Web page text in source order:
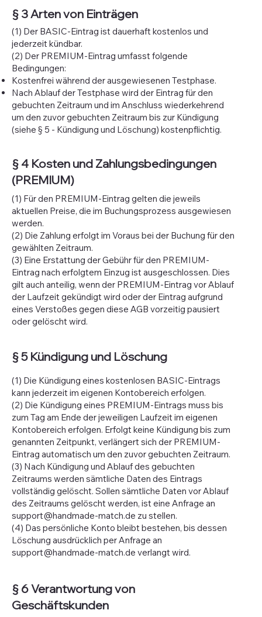
§ 3 Arten von Einträgen
(1) Der BASIC-Eintrag ist dauerhaft kostenlos und
jederzeit kündbar.
(2) Der PREMIUM-Eintrag umfasst folgende
Bedingungen:
Kostenfrei während der ausgewiesenen Testphase.
Nach Ablauf der Testphase wird der Eintrag für den
gebuchten Zeitraum und im Anschluss wiederkehrend
um den zuvor gebuchten Zeitraum bis zur Kündigung
(siehe § 5 - Kündigung und Löschung) kostenpflichtig.
§ 4 Kosten und Zahlungsbedingungen
(PREMIUM)
(1) Für den PREMIUM-Eintrag gelten die jeweils
aktuellen Preise, die im Buchungsprozess ausgewiesen
werden.
(2) Die Zahlung erfolgt im Voraus bei der Buchung für den
gewählten Zeitraum.
(3) Eine Erstattung der Gebühr für den PREMIUM-
Eintrag nach erfolgtem Einzug ist ausgeschlossen. Dies
gilt auch anteilig, wenn der PREMIUM-Eintrag vor Ablauf
der Laufzeit gekündigt wird oder der Eintrag aufgrund
eines Verstoßes gegen diese AGB vorzeitig pausiert
oder gelöscht wird.
§ 5 Kündigung und Löschung
(1) Die Kündigung eines kostenlosen BASIC-Eintrags
kann jederzeit im eigenen Kontobereich erfolgen.
(2) Die Kündigung eines PREMIUM-Eintrags muss bis
zum Tag am Ende der jeweiligen Laufzeit im eigenen
Kontobereich erfolgen. Erfolgt keine Kündigung bis zum
genannten Zeitpunkt, verlängert sich der PREMIUM-
Eintrag automatisch um den zuvor gebuchten Zeitraum.
(3) Nach Kündigung und Ablauf des gebuchten
Zeitraums werden sämtliche Daten des Eintrags
vollständig gelöscht. Sollen sämtliche Daten vor Ablauf
des Zeitraums gelöscht werden, ist eine Anfrage an
support@handmade-match.de zu stellen.
(4) Das persönliche Konto bleibt bestehen, bis dessen
Löschung ausdrücklich per Anfrage an
support@handmade-match.de verlangt wird.
§ 6 Verantwortung von
Geschäftskunden